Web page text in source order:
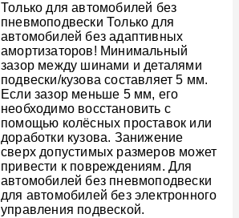
Только для автомобилей без
пневмоподвески Только для
автомобилей без адаптивных
амортизаторов! Минимальный
зазор между шинами и деталями
подвески/кузова составляет 5 мм.
Если зазор меньше 5 мм, его
необходимо восстановить с
помощью колёсных проставок или
доработки кузова. Занижение
сверх допустимых размеров может
привести к повреждениям. Для
автомобилей без пневмоподвески
для автомобилей без электронного
управления подвеской.